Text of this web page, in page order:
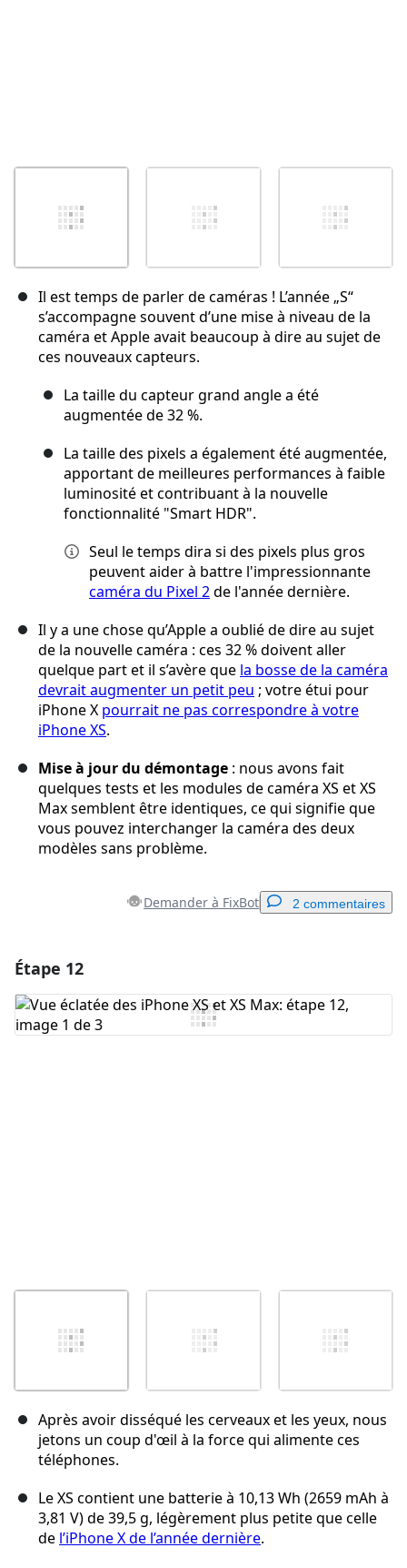
Il est temps de parler de caméras ! L’année „S“
s’accompagne souvent d’une mise à niveau de la
caméra et Apple avait beaucoup à dire au sujet de
ces nouveaux capteurs.
La taille du capteur grand angle a été
augmentée de 32 %.
La taille des pixels a également été augmentée,
apportant de meilleures performances à faible
luminosité et contribuant à la nouvelle
fonctionnalité "Smart HDR".
Seul le temps dira si des pixels plus gros
peuvent aider à battre l'impressionnante
caméra du Pixel 2de l'année dernière.
Il y a une chose qu’Apple a oublié de dire au sujet
de la nouvelle caméra : ces 32 % doivent aller
quelque part et il s’avère que la bosse de la caméra
devrait augmenter un petit peu ; votre étui pour
iPhone X pourrait ne pas correspondre à votre
iPhone XS.
Mise à jour du démontage : nous avons fait
quelques tests et les modules de caméra XS et XS
Max semblent être identiques, ce qui signifie que
vous pouvez interchanger la caméra des deux
modèles sans problème.
Demander à FixBot 2 commentaires
Ajouter un commentaire
Étape 12
Après avoir disséqué les cerveaux et les yeux, nous
jetons un coup d'œil à la force qui alimente ces
téléphones.
Le XS contient une batterie à 10,13 Wh (2659 mAh à
3,81 V) de 39,5 g, légèrement plus petite que celle
de l’iPhone X de l’année dernière.